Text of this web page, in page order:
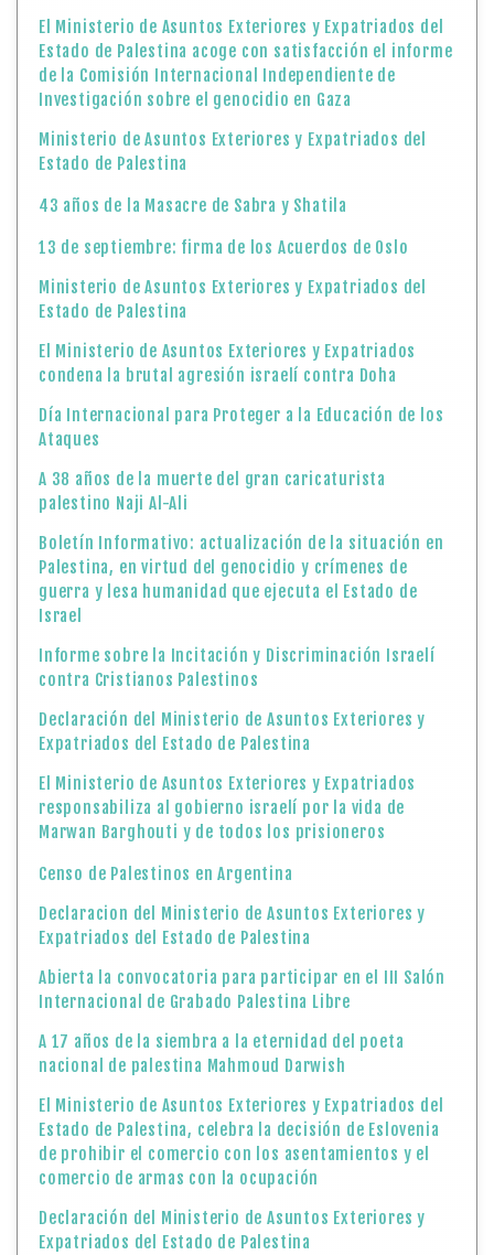
El Ministerio de Asuntos Exteriores y Expatriados del
Estado de Palestina acoge con satisfacción el informe
de la Comisión Internacional Independiente de
Investigación sobre el genocidio en Gaza
Ministerio de Asuntos Exteriores y Expatriados del
Estado de Palestina
43 años de la Masacre de Sabra y Shatila
13 de septiembre: firma de los Acuerdos de Oslo
Ministerio de Asuntos Exteriores y Expatriados del
Estado de Palestina
El Ministerio de Asuntos Exteriores y Expatriados
condena la brutal agresión israelí contra Doha
Día Internacional para Proteger a la Educación de los
Ataques
A 38 años de la muerte del gran caricaturista
palestino Naji Al-Ali
Boletín Informativo: actualización de la situación en
Palestina, en virtud del genocidio y crímenes de
guerra y lesa humanidad que ejecuta el Estado de
Israel
Informe sobre la Incitación y Discriminación Israelí
contra Cristianos Palestinos
Declaración del Ministerio de Asuntos Exteriores y
Expatriados del Estado de Palestina
El Ministerio de Asuntos Exteriores y Expatriados
responsabiliza al gobierno israelí por la vida de
Marwan Barghouti y de todos los prisioneros
Censo de Palestinos en Argentina
Declaracion del Ministerio de Asuntos Exteriores y
Expatriados del Estado de Palestina
Abierta la convocatoria para participar en el III Salón
Internacional de Grabado Palestina Libre
A 17 años de la siembra a la eternidad del poeta
nacional de palestina Mahmoud Darwish
El Ministerio de Asuntos Exteriores y Expatriados del
Estado de Palestina, celebra la decisión de Eslovenia
de prohibir el comercio con los asentamientos y el
comercio de armas con la ocupación
Declaración del Ministerio de Asuntos Exteriores y
Expatriados del Estado de Palestina